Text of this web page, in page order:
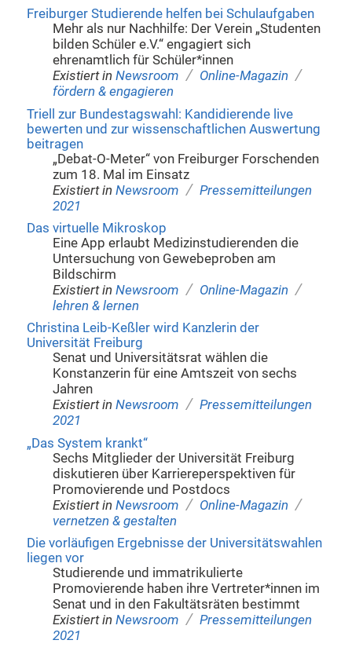
Freiburger Studierende helfen bei Schulaufgaben
Mehr als nur Nachhilfe: Der Verein „Studenten
bilden Schüler e.V.“ engagiert sich
ehrenamtlich für Schüler*innen
Existiert in Newsroom / Online-Magazin /
fördern & engagieren
Triell zur Bundestagswahl: Kandidierende live
bewerten und zur wissenschaftlichen Auswertung
beitragen
„Debat-O-Meter“ von Freiburger Forschenden
zum 18. Mal im Einsatz
Existiert in Newsroom / Pressemitteilungen
2021
Das virtuelle Mikroskop
Eine App erlaubt Medizinstudierenden die
Untersuchung von Gewebeproben am
Bildschirm
Existiert in Newsroom / Online-Magazin /
lehren & lernen
Christina Leib-Keßler wird Kanzlerin der
Universität Freiburg
Senat und Universitätsrat wählen die
Konstanzerin für eine Amtszeit von sechs
Jahren
Existiert in Newsroom / Pressemitteilungen
2021
„Das System krankt“
Sechs Mitglieder der Universität Freiburg
diskutieren über Karriereperspektiven für
Promovierende und Postdocs
Existiert in Newsroom / Online-Magazin /
vernetzen & gestalten
Die vorläufigen Ergebnisse der Universitätswahlen
liegen vor
Studierende und immatrikulierte
Promovierende haben ihre Vertreter*innen im
Senat und in den Fakultätsräten bestimmt
Existiert in Newsroom / Pressemitteilungen
2021